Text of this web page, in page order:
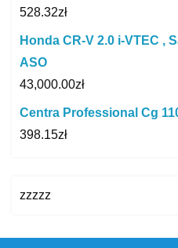
528.32zł
Honda CR-V 2.0 i-VTEC ,
ASO
43,000.00zł
Centra Professional Cg
398.15zł
zzzzz